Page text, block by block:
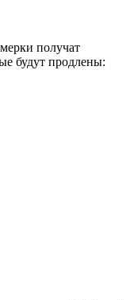
получат
будут продлены: